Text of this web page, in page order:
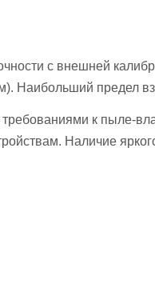
с внешней
Наибольший предел
к пыле-
Наличие